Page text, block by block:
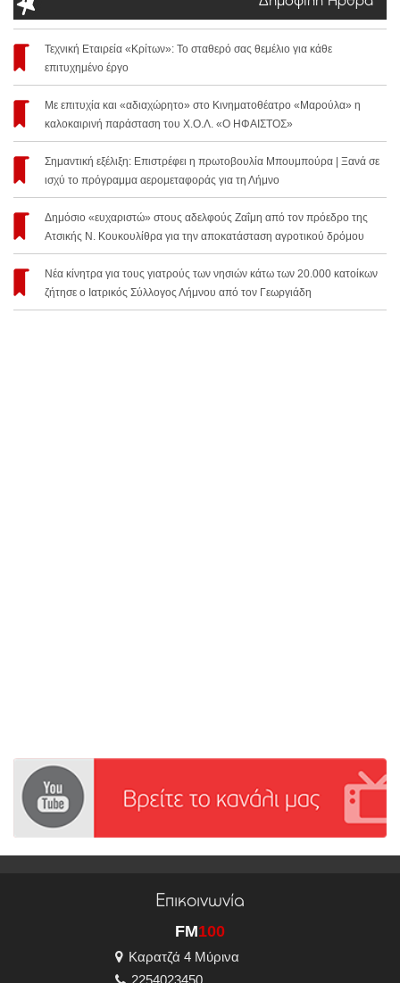
Τεχνική Εταιρεία «Κρίτων»: Το σταθερό σας θεμέλιο για κάθε
επιτυχημένο έργο
Με επιτυχία και «αδιαχώρητο» στο Κινηματοθέατρο «Μαρούλα» η
καλοκαιρινή παράσταση του Χ.Ο.Λ. «Ο ΗΦΑΙΣΤΟΣ»
Σημαντική εξέλιξη: Επιστρέφει η πρωτοβουλία Μπουμπούρα | Ξανά σε
ισχύ το πρόγραμμα αερομεταφοράς για τη Λήμνο
Δημόσιο «ευχαριστώ» στους αδελφούς Ζαΐμη από τον πρόεδρο της
Ατσικής Ν. Κουκουλίθρα για την αποκατάσταση αγροτικού δρόμου
Νέα κίνητρα για τους γιατρούς των νησιών κάτω των 20.000 κατοίκων
ζήτησε ο Ιατρικός Σύλλογος Λήμνου από τον Γεωργιάδη
Επικοινωνία
FM100
Καρατζά 4 Μύρινα
2254023450